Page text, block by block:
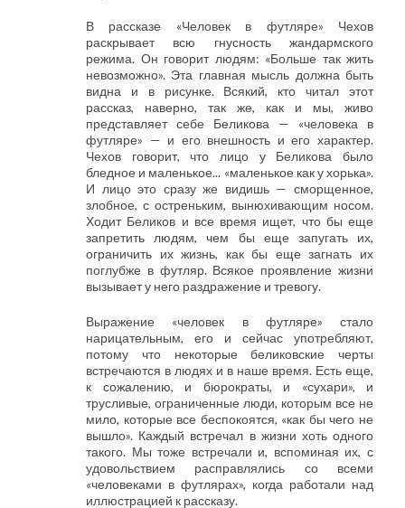
В рассказе «Человек в футляре» Чехов
раскрывает всю гнусность жандармского
режима. Он говорит людям: «Больше так жить
невозможно». Эта главная мысль должна быть
видна и в рисунке. Всякий, кто читал этот
рассказ, наверно, так же, как и мы, живо
представляет себе Беликова — «человека в
футляре» — и его внешность и его характер.
Чехов говорит, что лицо у Беликова было
бледное и маленькое... «маленькое как у хорька».
И лицо это сразу же видишь — сморщенное,
злобное, с остреньким, вынюхивающим носом.
Ходит Беликов и все время ищет, что бы еще
запретить людям, чем бы еще запугать их,
ограничить их жизнь, как бы еще загнать их
поглубже в футляр. Всякое проявление жизни
вызывает у него раздражение и тревогу.
Выражение «человек в футляре» стало
нарицательным, его и сейчас употребляют,
потому что некоторые беликовские черты
встречаются в людях и в наше время. Есть еще,
к сожалению, и бюрократы, и «сухари», и
трусливые, ограниченные люди, которым все не
мило, которые все беспокоятся, «как бы чего не
вышло». Каждый встречал в жизни хоть одного
такого. Мы тоже встречали и, вспоминая их, с
удовольствием расправлялись со всеми
«человеками в футлярах», когда работали над
иллюстрацией к рассказу.